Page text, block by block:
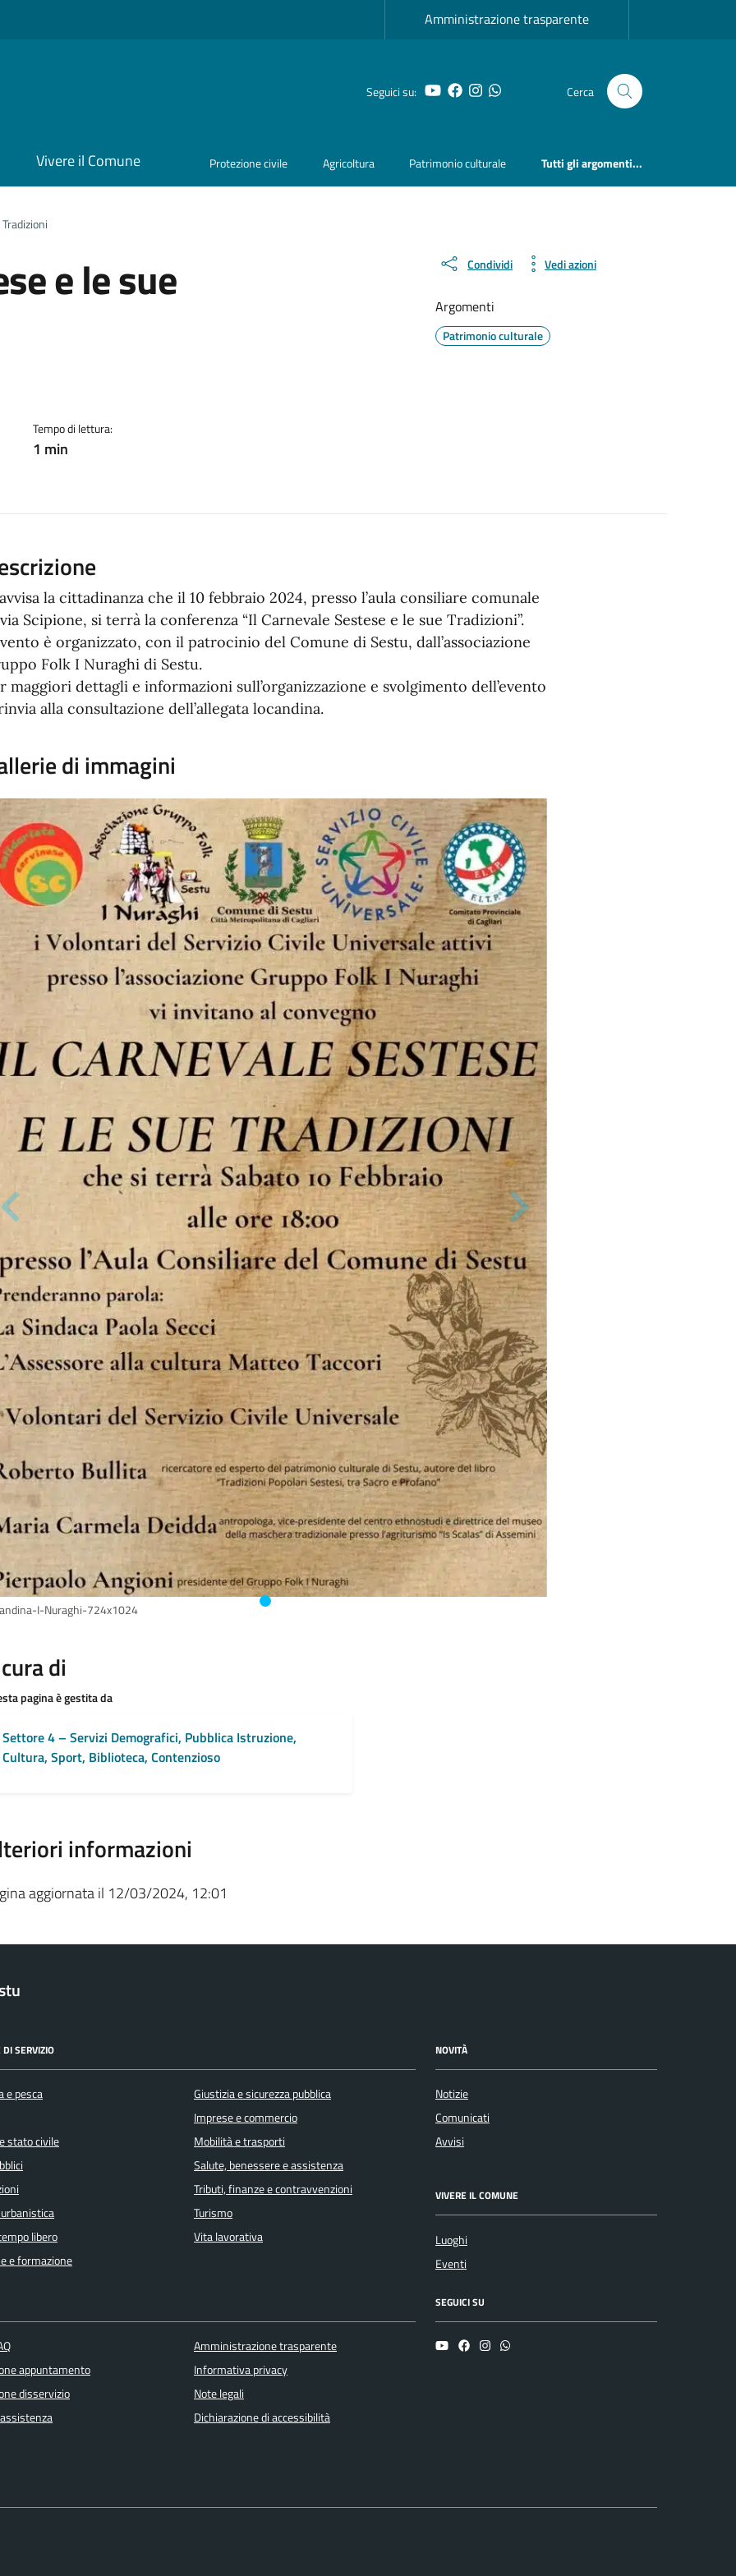
Amministrazione trasparente
Seguici su: YouTube
Facebook
Instagram
Whatsapp Cerca
Vivere il Comune Protezione civile Agricoltura Patrimonio culturale Tutti gli argomenti...
e le sue
Tempo di lettura:
1 min
Condividi Vedi azioni
Argomenti
Patrimonio culturale
la cittadinanza che il 10 febbraio 2024, presso l’aula consiliare comunale
Scipione, si terrà la conferenza “Il Carnevale Sestese e le sue Tradizioni”.
è organizzato, con il patrocinio del Comune di Sestu, dall’associazione
Folk I Nuraghi di Sestu.
maggiori dettagli e informazioni sull’organizzazione e svolgimento dell’evento
alla consultazione dell’allegata locandina.
di immagini
I-Nuraghi-724x1024
di
pagina è gestita da
Settore 4 – Servizi Demografici, Pubblica Istruzione,
Cultura, Sport, Biblioteca, Contenzioso
informazioni
aggiornata il 12/03/2024, 12:01
DI SERVIZIO
e pesca
stato civile
libero
e formazione
Giustizia e sicurezza pubblica
Imprese e commercio
Mobilità e trasporti
Salute, benessere e assistenza
Tributi, finanze e contravvenzioni
Turismo
Vita lavorativa
NOVITÀ
Notizie
Comunicati
Avvisi
VIVERE IL COMUNE
Luoghi
Eventi
appuntamento
disservizio
Amministrazione trasparente
Informativa privacy
Note legali
Dichiarazione di accessibilità
SEGUICI SU
YouTubeFacebookInstagramWhatsapp